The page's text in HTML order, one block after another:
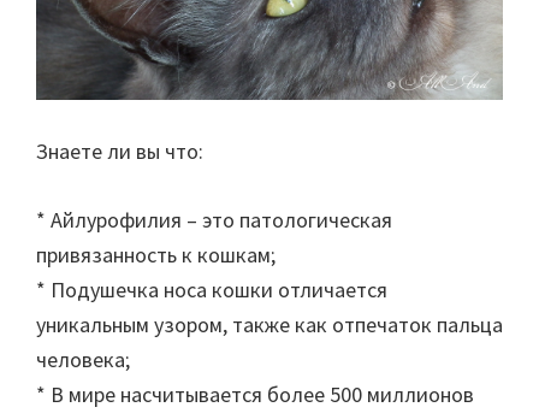
Знаете ли вы что:
* Aйлурофилия – это патологическая
привязанность к кошкам;
* Подушечка носа кошки отличается
уникальным узором, также как отпечаток пальца
человека;
* В мире насчитывается более 500 миллионов